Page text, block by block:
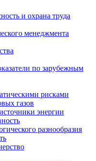
и охрана труда
менеджмента
по зарубежным
рисками
газов
энергии
разнообразия